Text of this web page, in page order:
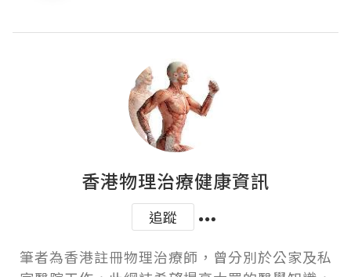
香港物理治療健康資訊
追蹤
筆者為香港註冊物理治療師，曾分別於公家及私